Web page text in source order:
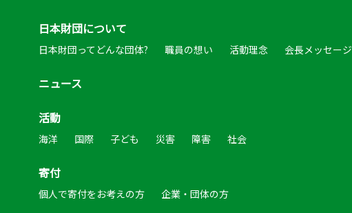
日本財団について
日本財団ってどんな団体? 職員の想い 活動理念 会長メッセージ
ニュース
活動
海洋 国際 子ども 災害 障害 社会
寄付
個人で寄付をお考えの方 企業・団体の方